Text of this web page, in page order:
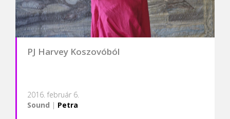
PJ Harvey Koszovóból
2016. február 6.
Sound | Petra